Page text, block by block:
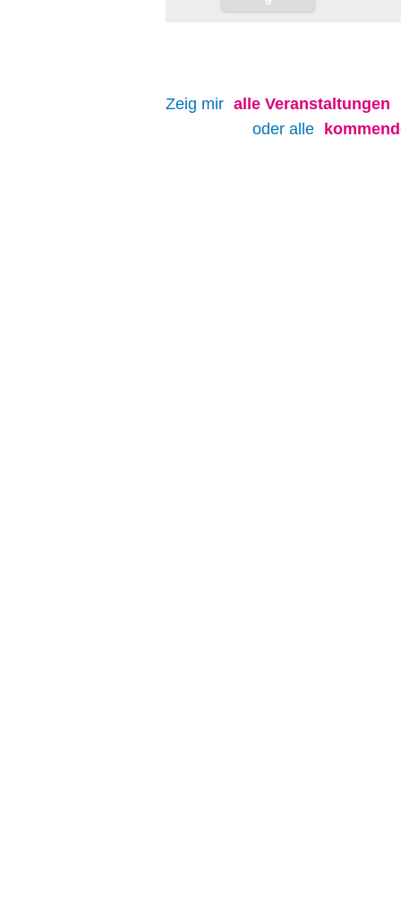
Zeig mir alle Veranstaltungen
oder alle